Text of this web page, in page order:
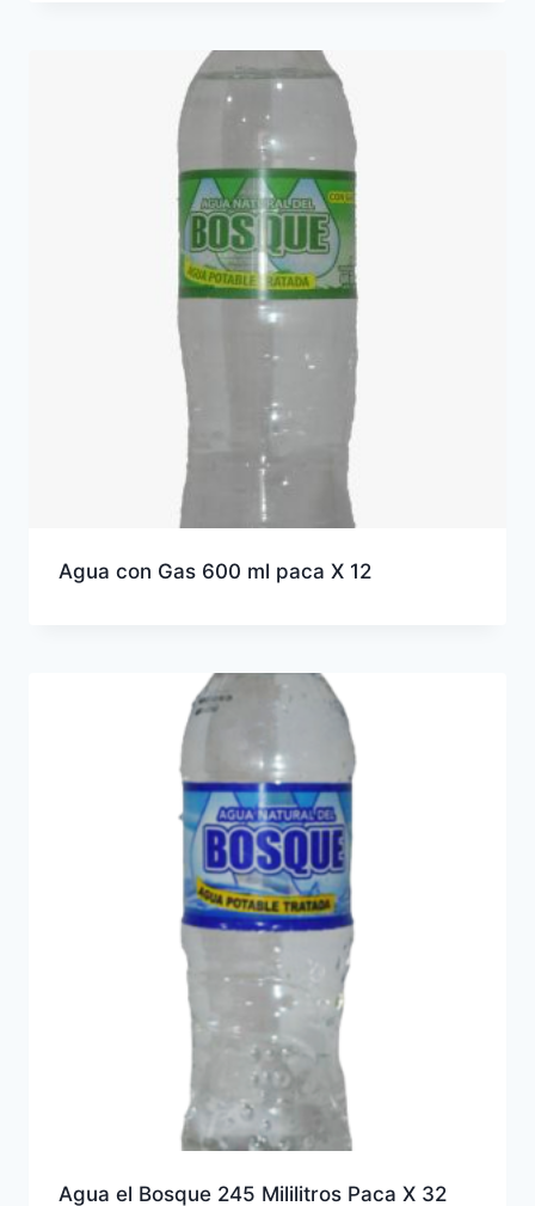
Agua con Gas 600 ml paca X 12
Agua el Bosque 245 Mililitros Paca X 32